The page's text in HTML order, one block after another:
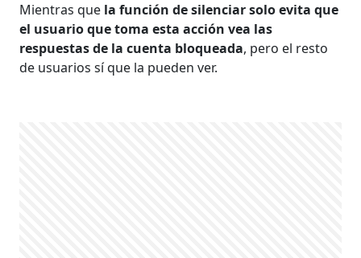
Mientras que la función de silenciar solo evita que
el usuario que toma esta acción vea las
respuestas de la cuenta bloqueada, pero el resto
de usuarios sí que la pueden ver.